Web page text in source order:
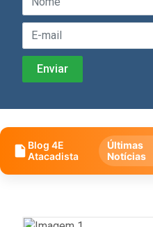
Blog 4E
Atacadista
Últimas
Notícias